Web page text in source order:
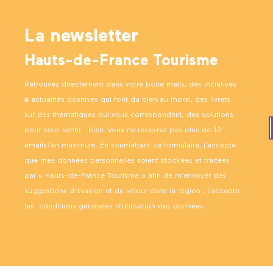
La newsletter
Hauts-de-France Tourisme
Retrouvez directement dans votre boîte mails, des initiatives
& actualités positives qui font du bien au moral, des livrets
sur des thématiques qui vous correspondent, des solutions
pour vous sentir… bien. Vous ne recevrez pas plus de 12
emails/an maximum. En soumettant ce formulaire, j’accepte
que mes données personnelles soient stockées et traitées
par « Hauts-de-France Tourisme » afin de m’envoyer des
suggestions d’évasion et de séjour dans la région ; j’accepte
les conditions générales d’utilisation des données.